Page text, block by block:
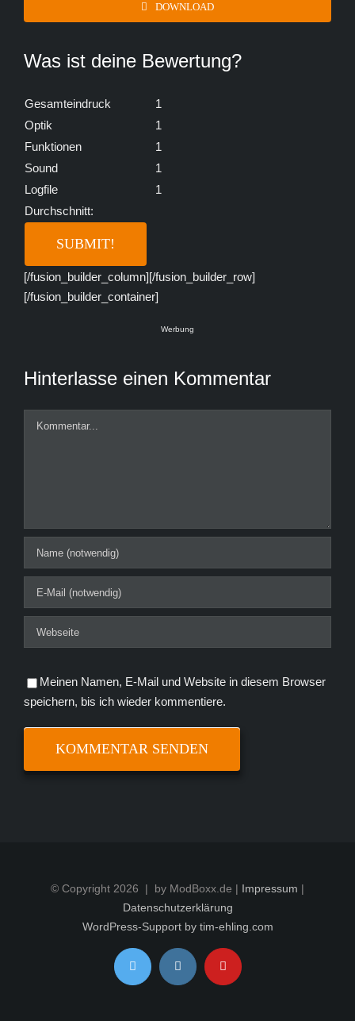
DOWNLOAD
Was ist deine Bewertung?
Gesamteindruck
1
Optik
1
Funktionen
1
Sound
1
Logfile
1
Durchschnitt:
[/fusion_builder_column][/fusion_builder_row]
[/fusion_builder_container]
Werbung
Hinterlasse einen Kommentar
Kommentar
Meinen Namen, E-Mail und Website in diesem Browser
speichern, bis ich wieder kommentiere.
© Copyright 2026 | by ModBoxx.de | Impressum |
Datenschutzerklärung
WordPress-Support by tim-ehling.com
Twitter InstagramYouTube